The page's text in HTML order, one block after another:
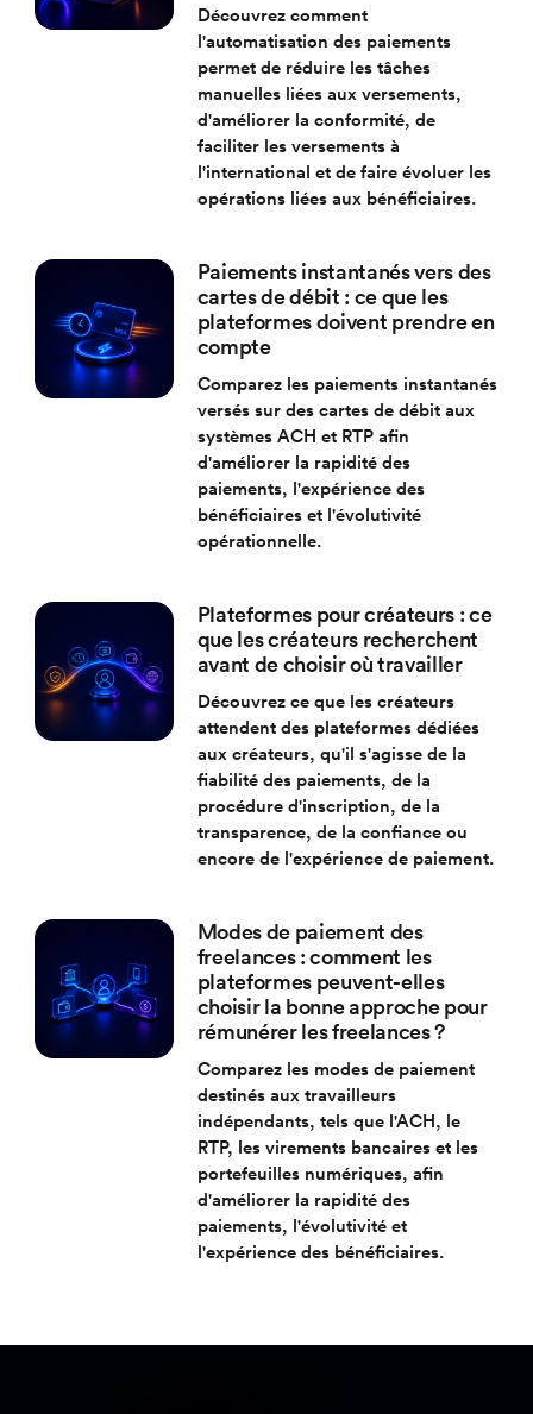
Découvrez comment
l'automatisation des paiements
permet de réduire les tâches
manuelles liées aux versements,
d'améliorer la conformité, de
faciliter les versements à
l'international et de faire évoluer les
opérations liées aux bénéficiaires.
Paiements instantanés vers des
cartes de débit : ce que les
plateformes doivent prendre en
compte
Comparez les paiements instantanés
versés sur des cartes de débit aux
systèmes ACH et RTP afin
d'améliorer la rapidité des
paiements, l'expérience des
bénéficiaires et l'évolutivité
opérationnelle.
Plateformes pour créateurs : ce
que les créateurs recherchent
avant de choisir où travailler
Découvrez ce que les créateurs
attendent des plateformes dédiées
aux créateurs, qu'il s'agisse de la
fiabilité des paiements, de la
procédure d'inscription, de la
transparence, de la confiance ou
encore de l'expérience de paiement.
Modes de paiement des
freelances : comment les
plateformes peuvent-elles
choisir la bonne approche pour
rémunérer les freelances ?
Comparez les modes de paiement
destinés aux travailleurs
indépendants, tels que l'ACH, le
RTP, les virements bancaires et les
portefeuilles numériques, afin
d'améliorer la rapidité des
paiements, l'évolutivité et
l'expérience des bénéficiaires.